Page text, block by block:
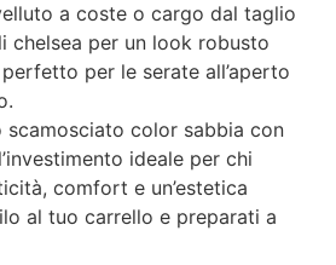
a coste o cargo dal taglio
chelsea per un look robusto
per le serate all’aperto
color sabbia con
ideale per chi
comfort e un’estetica
al tuo carrello e preparati a